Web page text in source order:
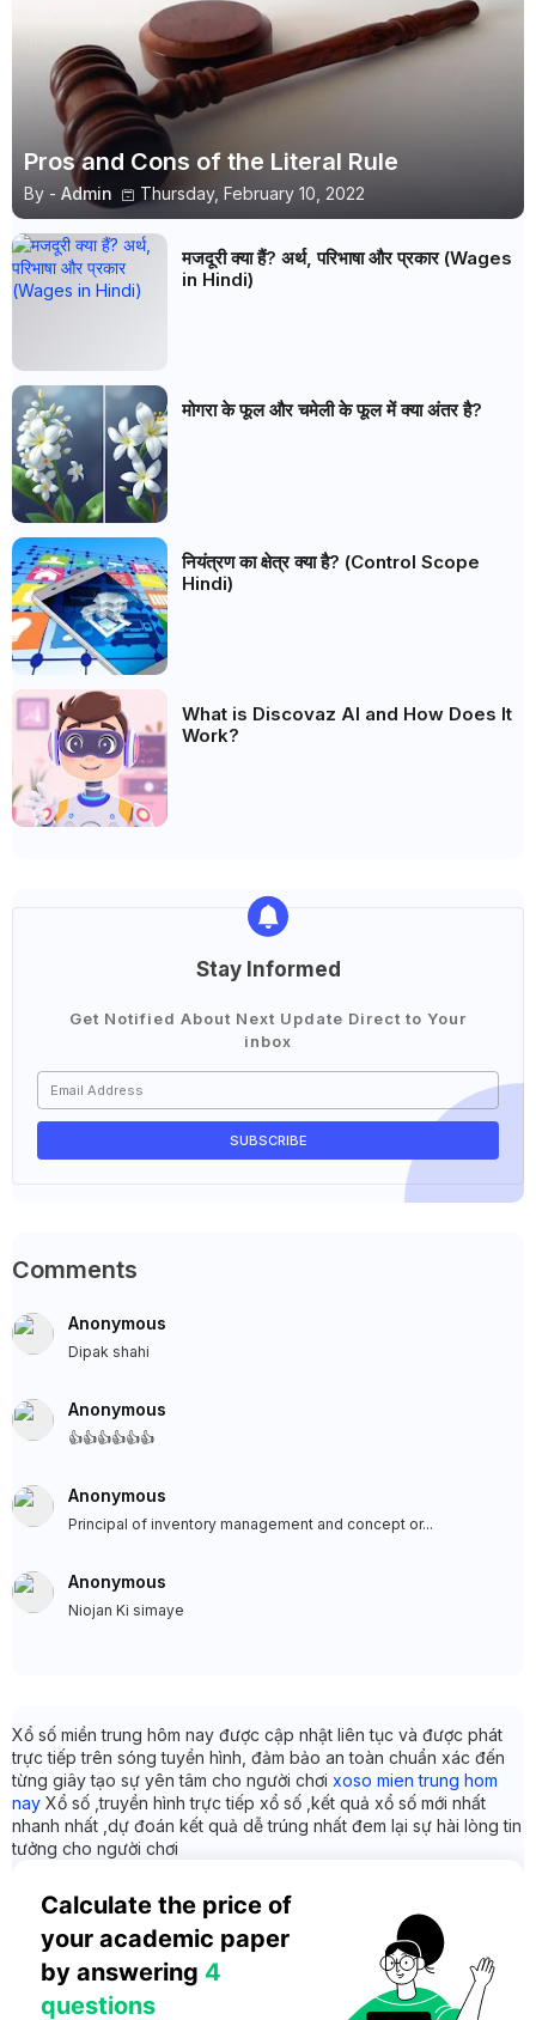
Pros and Cons of the Literal Rule
By - Admin Thursday, February 10, 2022
मजदूरी क्या हैं? अर्थ, परिभाषा और प्रकार (Wages
in Hindi)
मोगरा के फूल और चमेली के फूल में क्या अंतर है?
नियंत्रण का क्षेत्र क्या है? (Control Scope
Hindi)
What is Discovaz AI and How Does It
Work?
Stay Informed
Get Notified About Next Update Direct to Your
inbox
Comments
Anonymous
Dipak shahi
Anonymous
👍👍👍👍👍👍
Anonymous
Principal of inventory management and concept or...
Anonymous
Niojan Ki simaye
Xổ số miền trung hôm nay được cập nhật liên tục và được phát
trực tiếp trên sóng tuyền hình, đảm bảo an toàn chuẩn xác đến
từng giây tạo sự yên tâm cho người chơi xoso mien trung hom
nay Xổ số ,truyền hình trực tiếp xổ số ,kết quả xổ số mới nhất
nhanh nhất ,dự đoán kết quả dễ trúng nhất đem lại sự hài lòng tin
tưởng cho người chơi
Calculate the price of
your academic paper
by answering 4
questions